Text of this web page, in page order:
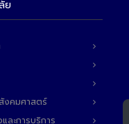
ย
งคมศาสตร์
ละการบริการ